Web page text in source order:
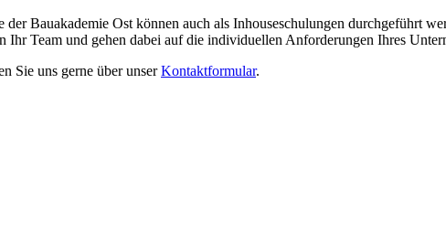
Bauakademie Ost können auch als Inhouseschulungen durchgeführt
Ihr Team und gehen dabei auf die individuellen Anforderungen Ihres
Sie uns gerne über unserKontaktformular.